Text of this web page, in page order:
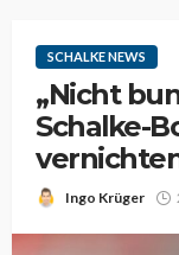
SCHALKE NEWS
„Nicht
Schalke-
Ingo Krüger